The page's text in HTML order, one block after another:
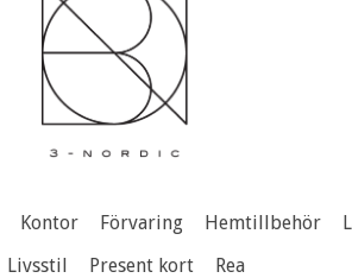
Kontor Förvaring Hemtillbehör
Livsstil
Present kort Rea